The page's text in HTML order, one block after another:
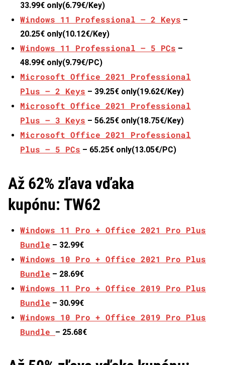
33.99€ only(6.79€/Key)
Windows 11 Professional – 2 Keys –
20.25€ only(10.12€/Key)
Windows 11 Professional – 5 PCs –
48.99€ only(9.79€/PC)
Microsoft Office 2021 Professional
Plus – 2 Keys – 39.25€ only(19.62€/Key)
Microsoft Office 2021 Professional
Plus – 3 Keys – 56.25€ only(18.75€/Key)
Microsoft Office 2021 Professional
Plus – 5 PCs – 65.25€ only(13.05€/PC)
Až 62% zľava vďaka
kupónu: TW62
Windows 11 Pro + Office 2021 Pro Plus
Bundle – 32.99€
Windows 10 Pro + Office 2021 Pro Plus
Bundle – 28.69€
Windows 11 Pro + Office 2019 Pro Plus
Bundle – 30.99€
Windows 10 Pro + Office 2019 Pro Plus
Bundle
– 25.68€